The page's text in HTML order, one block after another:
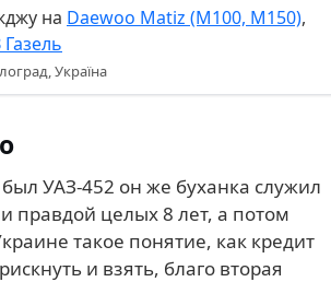
на Daewoo Matiz (M100, M150),
Газель
Україна
был УАЗ-452 он же буханка служил
правдой целых 8 лет, а потом
такое понятие, как кредит
и взять, благо вторая